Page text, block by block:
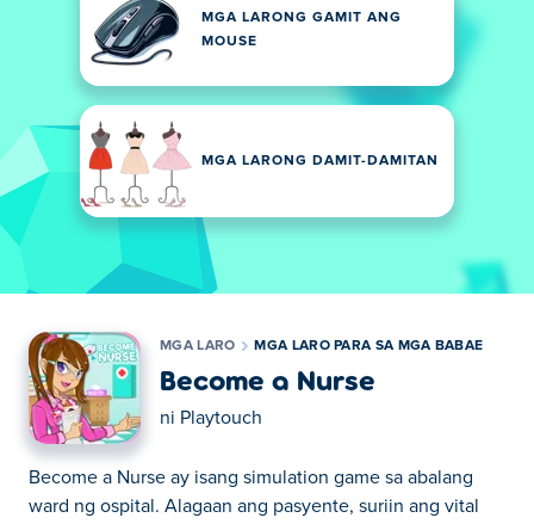
MGA LARONG GAMIT ANG
MOUSE
MGA LARONG DAMIT-DAMITAN
MGA LARO MGA LARO PARA SA MGA BABAE
Become a Nurse
ni Playtouch
Become a Nurse ay isang simulation game sa abalang
ward ng ospital. Alagaan ang pasyente, suriin ang vital